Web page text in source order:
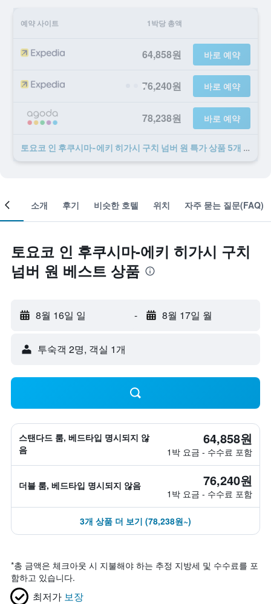
예약 사이트 1박당 총액
64,858원 바로 예약
76,240원 바로 예약
78,238원 바로 예약
토요코 인 후쿠시마-에키 히가시 구치 넘버 원 ​특가 ​상품 5개 ​더 ​보기
객실 소개 후기 비슷한 호텔 위치 자주 묻는 질문(FAQ)
토요코 인 후쿠시마-에키 히가시 구치
넘버 원 베스트 상품
8월 16일 일 - 8월 17일 월
​투숙객 2​명, ​객실 1개
스탠다드 룸, 베드타입 명시되지 않
음
64,858원
1박 요금 - 수수료 포함
더블 룸, 베드타입 명시되지 않음 76,240원
1박 요금 - 수수료 포함
3개 상품 더 보기 (78,238원~)
*총 금액은 체크아웃 시 지불해야 하는 추정 지방세 및 수수료를 포
함하고 있습니다.
최저가 보장